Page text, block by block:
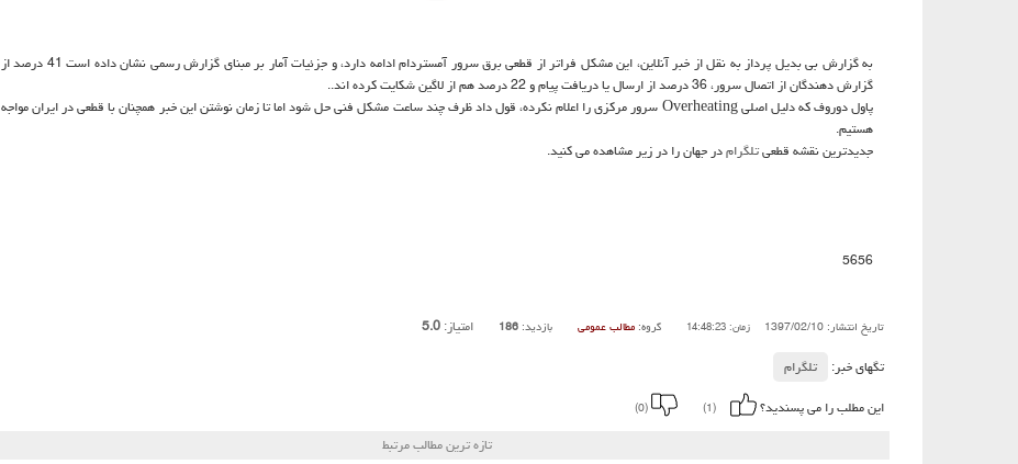
به گزارش بی بدیل پرداز به نقل از خبر آنلاین، این مشكل فراتر از قطعی برق سرور آمستردام ادامه دارد، و جزئیات آمار بر مبنای گزارش رسمی نشان داده است 41 درصد از
گزارش دهندگان از اتصال سرور، 36 درصد از ارسال یا دریافت پیام و 22 درصد هم از لاگین شكایت كرده اند..
پاول دوروف كه دلیل اصلی Overheating سرور مركزی را اعلام نكرده، قول داد ظرف چند ساعت مشكل فنی حل شود اما تا زمان نوشتن این خبر همچنان با قطعی در ایران مواجه
هستیم.
جدیدترین نقشه قطعیتلگرامدر جهان را در زیر مشاهده می كنید.
5656
تاریخ انتشار: 1397/02/10 زمان: 14:48:23 گروه: مطالب عمومی بازدید: 186 امتیاز:5.0
تگهای خبر:
تلگرام
این مطلب را می پسندید؟
(1)
(0)
تازه ترین مطالب مرتبط